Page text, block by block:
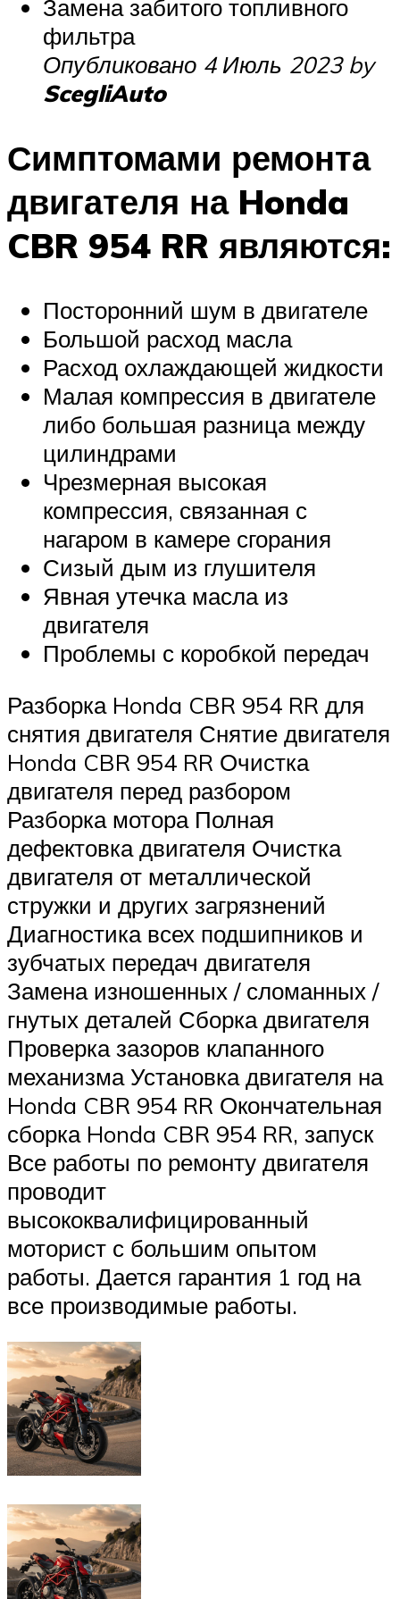
Замена забитого топливного
фильтра
Опубликовано 4 Июль 2023 by
ScegliAuto
Симптомами ремонта
двигателя на Honda
CBR 954 RR являются:
Посторонний шум в двигателе
Большой расход масла
Расход охлаждающей жидкости
Малая компрессия в двигателе
либо большая разница между
цилиндрами
Чрезмерная высокая
компрессия, связанная с
нагаром в камере сгорания
Сизый дым из глушителя
Явная утечка масла из
двигателя
Проблемы с коробкой передач
Разборка Honda CBR 954 RR для
снятия двигателя Снятие двигателя
Honda CBR 954 RR Очистка
двигателя перед разбором
Разборка мотора Полная
дефектовка двигателя Очистка
двигателя от металлической
стружки и других загрязнений
Диагностика всех подшипников и
зубчатых передач двигателя
Замена изношенных / сломанных /
гнутых деталей Сборка двигателя
Проверка зазоров клапанного
механизма Установка двигателя на
Honda CBR 954 RR Окончательная
сборка Honda CBR 954 RR, запуск
Все работы по ремонту двигателя
проводит
высококвалифицированный
моторист с большим опытом
работы. Дается гарантия 1 год на
все производимые работы.